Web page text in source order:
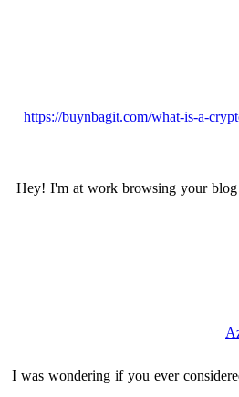
https://buynbagit.com/what-is-a-
Hey! I'm at work browsing your
I was wondering if you ever